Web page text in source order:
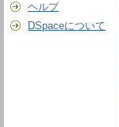
ヘルプ
DSpaceについて